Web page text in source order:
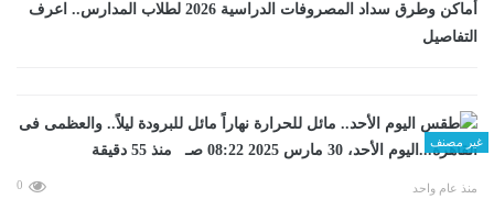
أماكن وطرق سداد المصروفات الدراسية 2026 لطلاب المدارس.. اعرف
التفاصيل
غير مصنف
منذ عام واحد 0